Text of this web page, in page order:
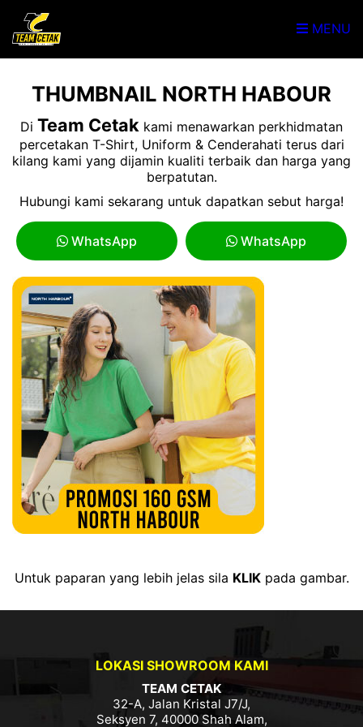
MENU
THUMBNAIL NORTH HABOUR
Di Team Cetak kami menawarkan perkhidmatan
percetakan T-Shirt, Uniform & Cenderahati terus dari
kilang kami yang dijamin kualiti terbaik dan harga yang
berpatutan.
Hubungi kami sekarang untuk dapatkan sebut harga!
WhatsApp WhatsApp
Untuk paparan yang lebih jelas sila KLIKpada gambar.
LOKASI SHOWROOM KAMI
TEAM CETAK
32-A, Jalan Kristal J7/J,
Seksyen 7, 40000 Shah Alam,